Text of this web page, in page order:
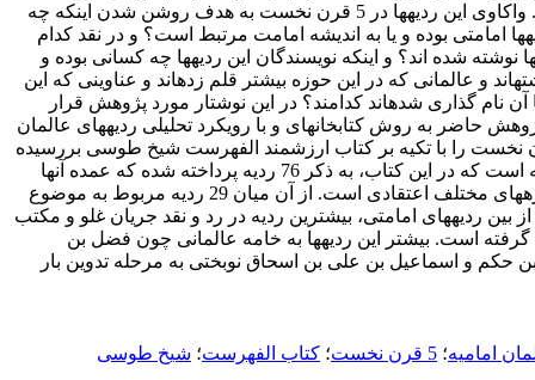
تدوین کرده اند. واکاوی این ردیه‎ها در 5 قرن نخست به هدف روشن شدن اینکه چه
تعداد از این ردیه‎ها امامتی بوده و یا به اندیشه امامت مرتبط است؟ و در نقد کدام
مکاتب و جریان‎ها نوشته شده اند؟ و اینکه نویسندگان این ردیه‎ها چه کسانی بوده و
چه نگرشی داشته‎اند و عالمانی که در این حوزه بیشتر قلم زده‎اند و عناوینی که این
گونه نوشته‎ها با آن نام گذاری شده‎اند کدامند؟ در این نوشتار مورد پژوهش قرار
گرفته است. پژوهش حاضر به روش کتابخانه‎ای و با رویکرد تحلیلی ردیه‎های عالمان
در 5 قرن نخست را با تکیه بر کتاب ارزشمند الفهرست شیخ طوسی بررسیده
و معلوم ساخته است که در این کتاب، به ذکر 76 ردیه پرداخته شده که عمده آنها
مربوط به آموزه‎های مختلف اعتقادی است. از آن میان 29 ردیه مربوط به موضوع
امامت است و از بین ردیه‎های امامتی، بیشترین ردیه در رد و نقد جریان غلو و مکتب
اعتزال صورت گرفته است. بیشتر این ردیه‎ها به خامه عالمانی چون فضل بن
حکم و اسماعیل بن علی بن اسحاق نوبختی به مرحله تدوین بار
امامیه؛ 5 قرن نخست ؛ کتاب الفهرست؛ شیخ طوسی